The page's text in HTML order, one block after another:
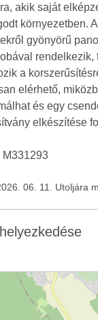
akik saját
környezetben.
gyönyörű
a
elérhető,
és egy
elkészítése
M331293
06. 11. Utoljára